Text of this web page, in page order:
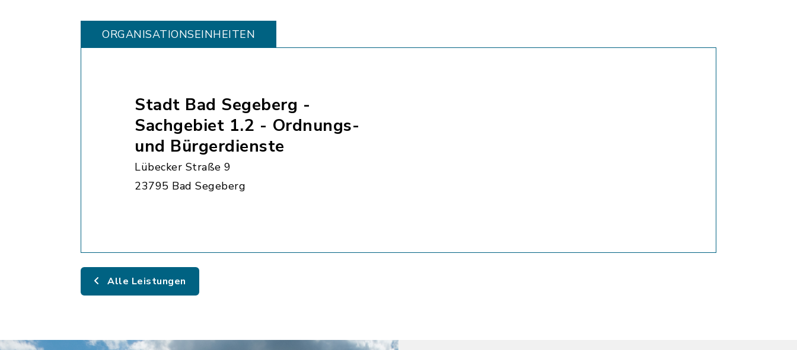
ORGANISATIONS­EINHEITEN
Stadt Bad Segeberg -
Sachgebiet 1.2 - Ordnungs-
und Bürgerdienste
Lübecker Straße 9
23795 Bad Segeberg
Alle Leistungen